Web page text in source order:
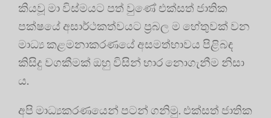
කියවූ මා විස්මයට පත් වුණේ එක්සත් ජාතික
පක්ෂයේ අසාර්ථකත්වයට ප්‍රබල ම හේතුවක් වන
මාධ්‍ය කළමනාකරණයේ අසමත්භාවය පිළිබඳ
කිසිදු වගකීමක් ඔහු විසින් භාර නොගැනීම නිසා
ය.
අපි මාධ්‍යකරණයෙන් පටන් ගනිමු. එක්සත් ජාතික